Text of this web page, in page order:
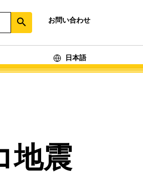
search お問い合わせ
日本語
地震